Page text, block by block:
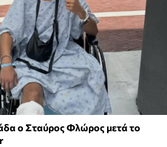
ο Σταύρος Φλώρος μετά το